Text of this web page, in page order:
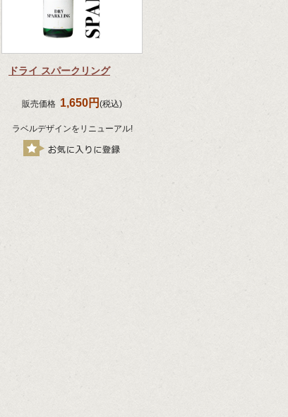
ドライ スパークリング
販売価格 1,650円 (税込)
ラベルデザインをリニューアル!